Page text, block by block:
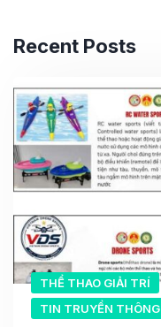
Recent Posts
THỂ THAO GIẢI TRÍ
TIN TRUYỀN THÔNG